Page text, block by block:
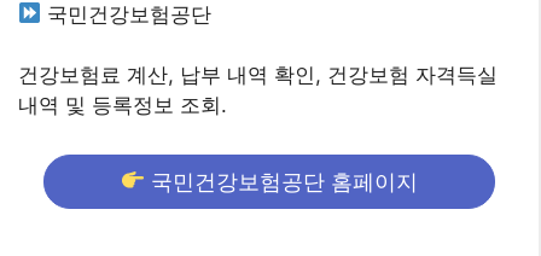
국민건강보험공단
건강보험료 계산, 납부 내역 확인, 건강보험 자격득실
내역 및 등록정보 조회.
국민건강보험공단 홈페이지